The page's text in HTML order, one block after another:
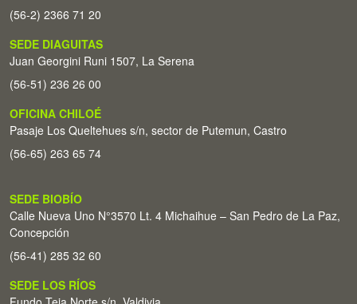
(56-2) 2366 71 20
SEDE DIAGUITAS
Juan Georgini Runi 1507, La Serena
(56-51) 236 26 00
OFICINA CHILOÉ
Pasaje Los Queltehues s/n, sector de Putemun, Castro
(56-65) 263 65 74
SEDE BIOBÍO
Calle Nueva Uno N°3570 Lt. 4 Michaihue – San Pedro de La Paz,
Concepción
(56-41) 285 32 60
SEDE LOS RÍOS